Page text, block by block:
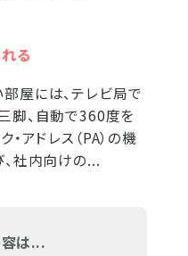
る
屋には、テレビ局で
脚、自動で360度を
アドレス（PA）の機
、社内向けの...
は...